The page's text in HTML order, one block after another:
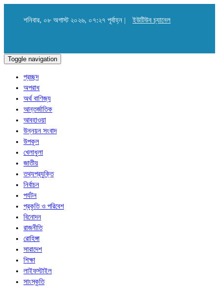
শনিবার, ০৮ অগাস্ট ২০২৬, ০৭:২৭ পূর্বাহ্ন | ইউটিউব চ্যানেল
Toggle navigation
প্রচ্ছদ
অপরাধ
অর্থ বাণিজ্য
আন্তর্জাতিক
আবহাওয়া
উন্নয়ন সংবাদ
উপকূল
খেলাধুলা
জাতীয়
তথ্যপ্রযুক্তি
নির্বাচন
পর্যটন
প্রকৃতি ও পরিবেশ
বিনোদন
রাজনীতি
রোহিঙ্গা
সারাদেশ
শিক্ষা
লাইফস্টাইল
সাংস্কৃতি